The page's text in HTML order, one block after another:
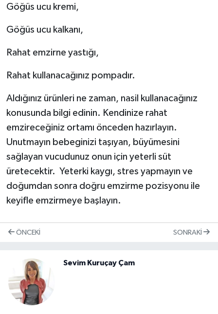
Göğüs ucu kremi,
Göğüs ucu kalkanı,
Rahat emzirne yastığı,
Rahat kullanacağınız pompadır.
Aldığınız ürünleri ne zaman, nasil kullanacağınız
konusunda bilgi edinin. Kendinize rahat
emzireceğiniz ortamı önceden hazırlayın.
Unutmayın bebeginizi taşıyan, büyümesini
sağlayan vucudunuz onun için yeterli süt
üretecektir. Yeterki kaygı, stres yapmayın ve
doğumdan sonra doğru emzirme pozisyonu ile
keyifle emzirmeye başlayın.
ÖNCEKI SONRAKI
Sevim Kuruçay Çam